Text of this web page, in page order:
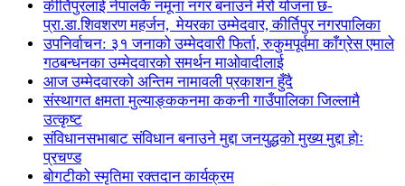
कीर्तिपुरलाई नेपालकै नमूना नगर बनाउने मेरो योजना छ-
प्रा.डा.शिवशरण महर्जन, मेयरका उम्मेदवार, कीर्तिपुर नगरपालिका
उपनिर्वाचन: ३१ जनाको उम्मेदवारी फिर्ता, रुकुमपूर्वमा काँग्रेस एमाले
गठबन्धनका उम्मेदवारको समर्थन माओवादीलाई
आज उम्मेदवारको अन्तिम नामावली प्रकाशन हुँदै
संस्थागत क्षमता मुल्याङ्ककनमा ककनी गाउँपालिका जिल्लामै
उत्कृष्ट
संविधानसभाबाट संविधान बनाउने मुद्दा जनयुद्धको मुख्य मुद्दा होः
प्रचण्ड
बोगटीको स्मृतिमा रक्तदान कार्यक्रम